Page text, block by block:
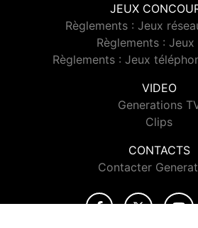
JEUX
Règlements : Jeux
Règlements : Jeux
Règlements : Jeux
VIDEO
Generations
Clips
CONTACTS
Contacter